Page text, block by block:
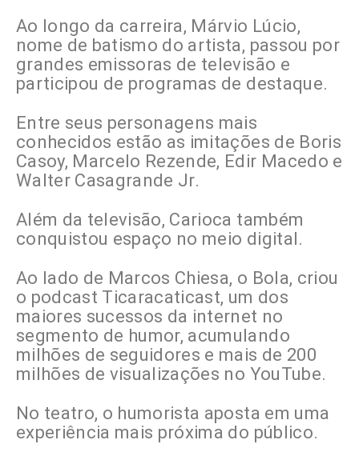
Ao longo da carreira, Márvio Lúcio,
nome de batismo do artista, passou por
grandes emissoras de televisão e
participou de programas de destaque.
Entre seus personagens mais
conhecidos estão as imitações de Boris
Casoy, Marcelo Rezende, Edir Macedo e
Walter Casagrande Jr.
Além da televisão, Carioca também
conquistou espaço no meio digital.
Ao lado de Marcos Chiesa, o Bola, criou
o podcast Ticaracaticast, um dos
maiores sucessos da internet no
segmento de humor, acumulando
milhões de seguidores e mais de 200
milhões de visualizações no YouTube.
No teatro, o humorista aposta em uma
experiência mais próxima do público.